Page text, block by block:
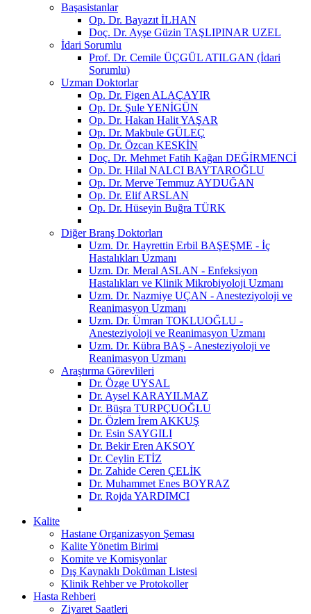
Başasistanlar
Op. Dr. Bayazıt İLHAN
Doç. Dr. Ayşe Güzin TAŞLIPINAR UZEL
İdari Sorumlu
Prof. Dr. Cemile ÜÇGÜL ATILGAN (İdari
Sorumlu)
Uzman Doktorlar
Op. Dr. Figen ALAÇAYIR
Op. Dr. Şule YENİGÜN
Op. Dr. Hakan Halit YAŞAR
Op. Dr. Makbule GÜLEÇ
Op. Dr. Özcan KESKİN
Doç. Dr. Mehmet Fatih Kağan DEĞİRMENCİ
Op. Dr. Hilal NALCI BAYTAROĞLU
Op. Dr. Merve Temmuz AYDUĞAN
Op. Dr. Elif ARSLAN
Op. Dr. Hüseyin Buğra TÜRK
Diğer Branş Doktorları
Uzm. Dr. Hayrettin Erbil BAŞEŞME - İç
Hastalıkları Uzmanı
Uzm. Dr. Meral ASLAN - Enfeksiyon
Hastalıkları ve Klinik Mikrobiyoloji Uzmanı
Uzm. Dr. Nazmiye UÇAN - Anesteziyoloji ve
Reanimasyon Uzmanı
Uzm. Dr. Ümran TOKLUOĞLU -
Anesteziyoloji ve Reanimasyon Uzmanı
Uzm. Dr. Kübra BAŞ - Anesteziyoloji ve
Reanimasyon Uzmanı
Araştırma Görevlileri
Dr. Özge UYSAL
Dr. Aysel KARAYILMAZ
Dr. Büşra TURPÇUOĞLU
Dr. Özlem İrem AKKUŞ
Dr. Esin SAYGILI
Dr. Bekir Eren AKSOY
Dr. Ceylin ETİZ
Dr. Zahide Ceren ÇELİK
Dr. Muhammet Enes BOYRAZ
Dr. Rojda YARDIMCI
Kalite
Hastane Organizasyon Şeması
Kalite Yönetim Birimi
Komite ve Komisyonlar
Dış Kaynaklı Doküman Listesi
Klinik Rehber ve Protokoller
Hasta Rehberi
Ziyaret Saatleri